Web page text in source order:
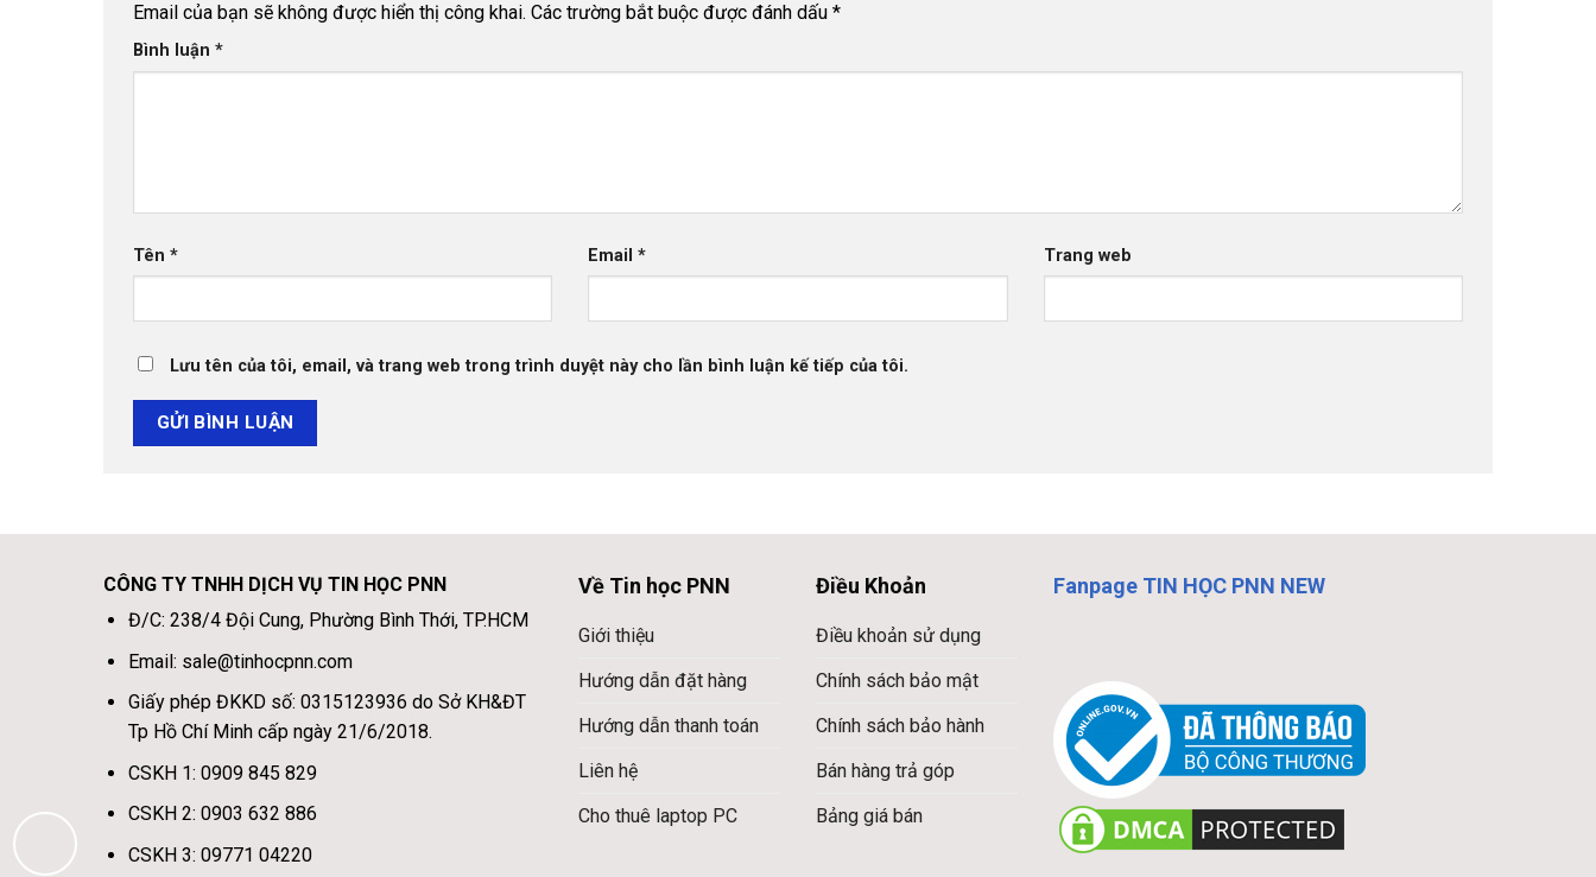
Email của bạn sẽ không được hiển thị công khai. Các trường bắt buộc được đánh dấu *
Bình luận *
Tên * Email* Trang web
Lưu tên của tôi, email, và trang web trong trình duyệt này cho lần bình luận kế tiếp của tôi.
CÔNG TY TNHH DỊCH VỤ TIN HỌC PNN
Đ/C: 238/4 Đội Cung, Phường Bình Thới, TP.HCM
Email: sale@tinhocpnn.com
Giấy phép ĐKKD số: 0315123936 do Sở KH&ĐT
Tp Hồ Chí Minh cấp ngày 21/6/2018.
CSKH 1: 0909 845 829
CSKH 2: 0903 632 886
CSKH 3: 09771 04220
Về Tin học PNN
Giới thiệu
Hướng dẫn đặt hàng
Hướng dẫn thanh toán
Liên hệ
Cho thuê laptop PC
Điều Khoản
Điều khoản sử dụng
Chính sách bảo mật
Chính sách bảo hành
Bán hàng trả góp
Bảng giá bán
Fanpage TIN HỌC PNN NEW